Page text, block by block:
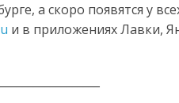
а скоро появятся у
и в приложениях Лавки,